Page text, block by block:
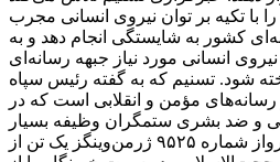
با تکیه بر توان نیروی انسانی مجرب
کشور به شایستگی انجام دهد و به
انسانی مورد نیاز جبهه رسانه‌ای
شود. تسنیم که به گفته رئیس سپاه
مؤمن و انقلابی است که در
و ضد بشری ستمگران وظیفه بسیار
سنگینی دارد، در سانحه پرواز شماره ۹۵۲۵ ژرمن‌وینگز یک تن از